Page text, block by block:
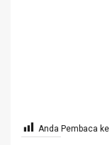
Anda Pembaca ke